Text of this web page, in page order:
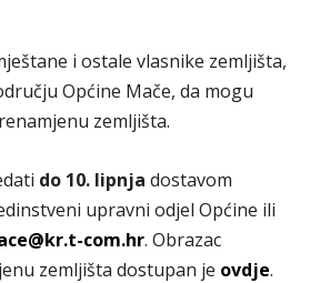
i ostale vlasnike zemljišta,
Općine Mače, da mogu
zemljišta.
do 10. lipnja dostavom
upravni odjel Općine ili
com.hr. Obrazac
zemljišta dostupan je ovdje.